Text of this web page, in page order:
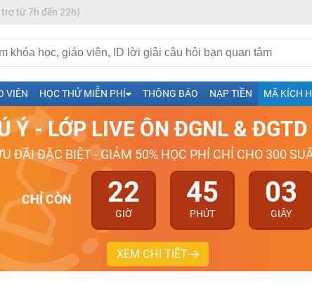
từ 7h đến 22h)
VIÊN HỌC THỬ MIỄN PHÍ THÔNG BÁO NẠP TIỀN MÃ KÍCH
Ý - LỚP LIVE ÔN ĐGNL &
ĐÃI ĐẶC BIỆT - GIẢM 50% HỌC PHÍ CHỈ CHO 300
CHỈ CÒN 22
GIỜ
45
PHÚT
03
GIÂY
XEM CHI TIẾT
Sinh-Sử-Địa cùng Thầy Cô giỏi, nổi tiếng
2027